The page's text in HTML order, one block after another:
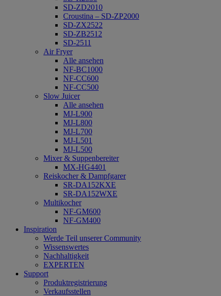
SD-ZD2010
Croustina – SD-ZP2000
SD-ZX2522
SD-ZB2512
SD-2511
Air Fryer
Alle ansehen
NF-BC1000
NF-CC600
NF-CC500
Slow Juicer
Alle ansehen
MJ-L900
MJ-L800
MJ-L700
MJ-L501
MJ-L500
Mixer & Suppenbereiter
MX-HG4401
Reiskocher & Dampfgarer
SR-DA152KXE
SR-DA152WXE
Multikocher
NF-GM600
NF-GM400
Inspiration
Werde Teil unserer Community
Wissenswertes
Nachhaltigkeit
EXPERTEN
Support
Produktregistrierung
Verkaufsstellen